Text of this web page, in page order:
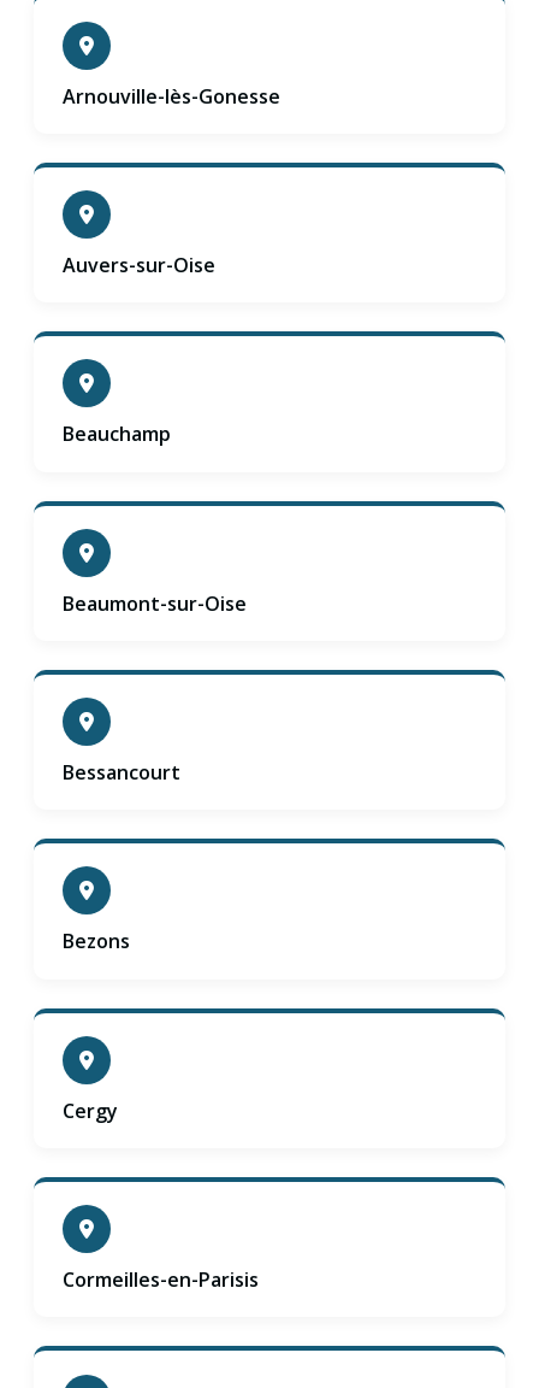
Arnouville-lès-Gonesse
Auvers-sur-Oise
Beauchamp
Beaumont-sur-Oise
Bessancourt
Bezons
Cergy
Cormeilles-en-Parisis